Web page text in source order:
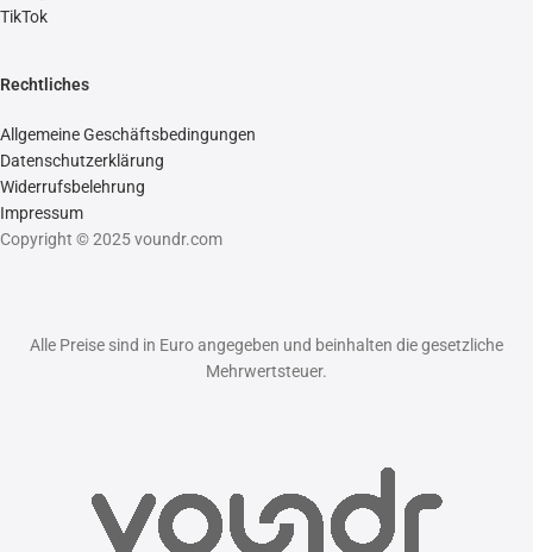
TikTok
Rechtliches
Allgemeine Geschäftsbedingungen
Datenschutzerklärung
Widerrufsbelehrung
Impressum
Copyright © 2025 voundr.com
Alle Preise sind in Euro angegeben und beinhalten die gesetzliche
Mehrwertsteuer.